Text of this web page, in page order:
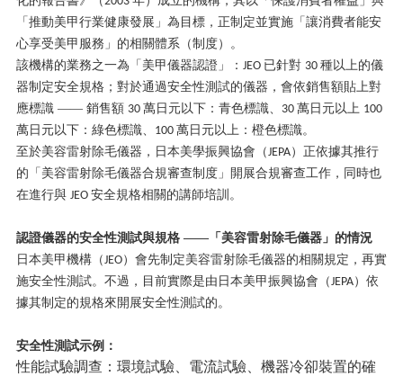
「推動美甲行業健康發展」為目標，正制定並實施「讓消費者能安
心享受美甲服務」的相關體系（制度）。
該機構的業務之一為「美甲儀器認證」： JEO 已針對 30 種以上的儀
器制定安全規格；對於通過安全性測試的儀器，會依銷售額貼上對
應標識 —— 銷售額 30 萬日元以下：青色標識、 30 萬日元以上 100
萬日元以下：綠色標識、 100 萬日元以上：橙色標識。
至於美容雷射除毛儀器，日本美學振興協會（JEPA）正依據其推行
的「美容雷射除毛儀器合規審查制度」開展合規審查工作，同時也
在進行與 JEO 安全規格相關的講師培訓。
認證儀器的安全性測試與規格 ——「美容雷射除毛儀器」的情況
日本美甲機構（JEO）會先制定美容雷射除毛儀器的相關規定，再實
施安全性測試。不過，目前實際是由日本美甲振興協會（JEPA）依
據其制定的規格來開展安全性測試的。
安全性測試示例：
性能試驗調查：環境試驗、電流試驗、機器冷卻裝置的確